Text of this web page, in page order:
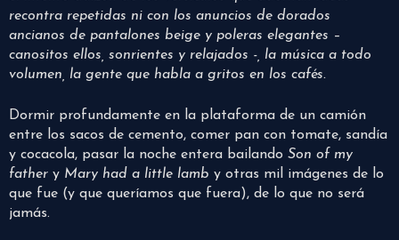
recontra repetidas ni con los anuncios de dorados
ancianos de pantalones beige y poleras elegantes –
canositos ellos, sonrientes y relajados -, la música a todo
volumen, la gente que habla a gritos en los cafés.
Dormir profundamente en la plataforma de un camión
entre los sacos de cemento, comer pan con tomate, sandía
y cocacola, pasar la noche entera bailando Son of my
father y Mary had a little lamb y otras mil imágenes de lo
que fue (y que queríamos que fuera), de lo que no será
jamás.